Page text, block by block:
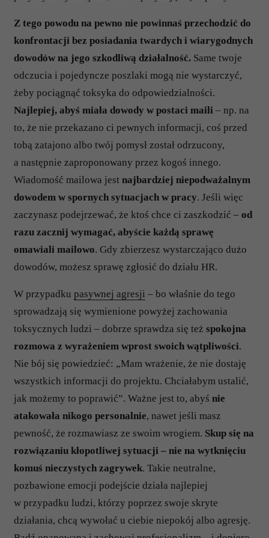
Z tego powodu na pewno nie powinnaś przechodzić do
konfrontacji bez posiadania twardych i wiarygodnych
dowodów na jego szkodliwą działalność. Same twoje
odczucia i pojedyncze poszlaki mogą nie wystarczyć,
żeby pociągnąć toksyka do odpowiedzialności.
Najlepiej, abyś miała dowody w postaci maili – np. na
to, że nie przekazano ci pewnych informacji, coś przed
tobą zatajono albo twój pomysł został odrzucony,
a następnie zaproponowany przez kogoś innego.
Wiadomość mailowa jest najbardziej niepodważalnym
dowodem w spornych sytuacjach w pracy. Jeśli więc
zaczynasz podejrzewać, że ktoś chce ci zaszkodzić – od
razu zacznij wymagać, abyście każdą sprawę
omawiali mailowo. Gdy zbierzesz wystarczająco dużo
dowodów, możesz sprawę zgłosić do działu HR.
W przypadku pasywnej agresji – bo właśnie do tego
sprowadzają się wymienione powyżej zachowania
toksycznych ludzi – dobrze sprawdza się też spokojna
rozmowa z wyrażeniem wprost swoich wątpliwości.
Nie bój się powiedzieć: „Mam wrażenie, że nie dostaję
wszystkich informacji do projektu. Chciałabym ustalić,
jak możemy to poprawić”. Ważne jest to, abyś nie
atakowała nikogo personalnie, nawet jeśli masz
pewność, że rozmawiasz ze swoim wrogiem. Skup się na
rozwiązaniu kłopotliwej sytuacji – nie na wytknięciu
komuś nieczystych zagrywek. Takie neutralne,
pozbawione emocji podejście działa najlepiej
w przypadku ludzi, którzy poprzez swoje skryte
działania, chcą wywołać u ciebie niepokój albo agresję.